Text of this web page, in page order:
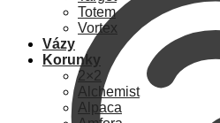
Totem
Vortex
Vázy
Korunky
2×2
Alchemist
Alpaca